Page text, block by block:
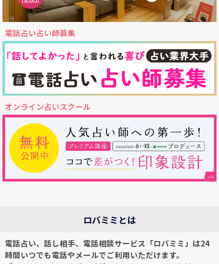
電話占い占い師募集
オンライン占いスクール
ロバミミとは
電話占い、話し相手、電話相談サービス「ロバミミ」は24
時間いつでも電話やメールでご利用いただけます。